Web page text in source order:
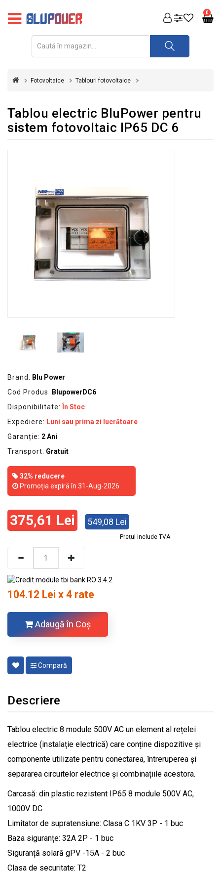
0
FOTOVOLTAICE
REDRESOARE
INVERTOARE
GRADINA
ECHIPAMENTE
ELECTRICE
KITURI
FOTOVOLTAICE
Fotovoltaice Tablouri fotovoltaice
Tablou electric BluPower pentru
sistem fotovoltaic IP65 DC 6
Brand: Blu Power
Cod Produs: BlupowerDC6
Disponibilitate:
În Stoc
Expediere: Luni sau prima zi lucrătoare
Garanție: 2 Ani
Transport: Gratuit
32% reducere
Promoția expiră în 31-Aug-2026
375,61 Lei 549,08 Lei
Prețul include TVA
104.12 Lei x 4 rate
Adaugă în Coş
Compară
Descriere
Tablou electric 8 module 500V AC un element al rețelei
electrice (instalație electrică) care conține dispozitive și
componente utilizate pentru conectarea, întreruperea și
separarea circuitelor electrice și combinațiile acestora.
Carcasă: din plastic rezistent IP65 8 module 500V AC,
1000V DC
Limitator de supratensiune: Clasa C 1KV 3P - 1 buc
Baza siguranțe: 32A 2P - 1 buc
Siguranță solară gPV -15A - 2 buc
Clasa de securitate: T2